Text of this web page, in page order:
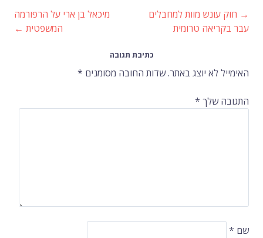
ניווט
ברשומות
→ חוק עונש מוות למחבלים
עבר בקריאה טרומית
מיכאל בן ארי על הרפורמה
המשפטית ←
כתיבת תגובה
האימייל לא יוצג באתר.שדות החובה מסומנים *
התגובה שלך *
שם *